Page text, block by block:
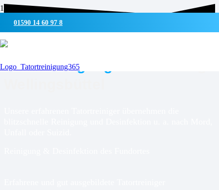
01590 14 60 97 8
UMWELTSCHONENDE REINIGUNG & DESINFEKTION
Tatortreinigung für